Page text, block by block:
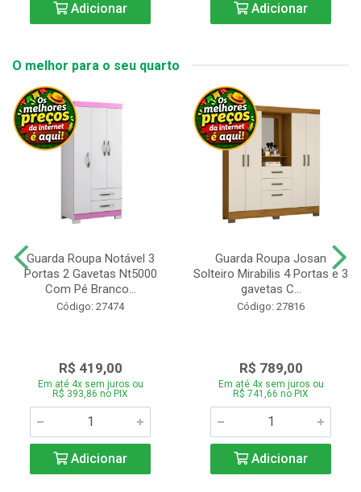
Adicionar Adicionar
O melhor para o seu quarto
Guarda Roupa Notável 3
Portas 2 Gavetas Nt5000
Com Pé Branco...
Código: 27474
R$ 419,00
Em até 4x sem juros ou
R$ 393,86 no PIX
Adicionar
Guarda Roupa Josan
Solteiro Mirabilis 4 Portas e 3
gavetas C...
Código: 27816
R$ 789,00
Em até 4x sem juros ou
R$ 741,66 no PIX
Adicionar